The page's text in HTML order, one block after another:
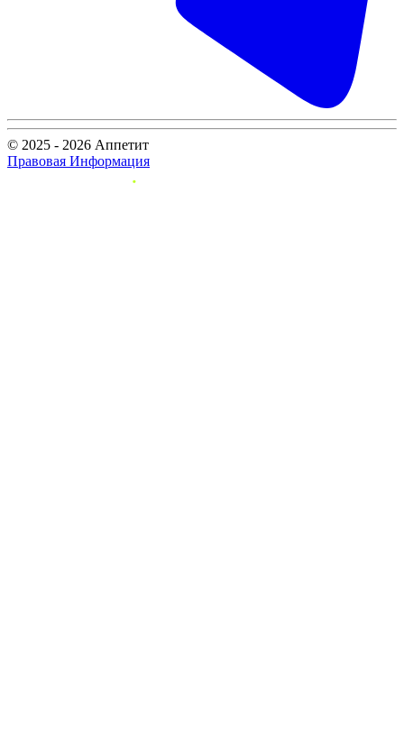
© 2025 - 2026 Аппетит
Правовая Информация